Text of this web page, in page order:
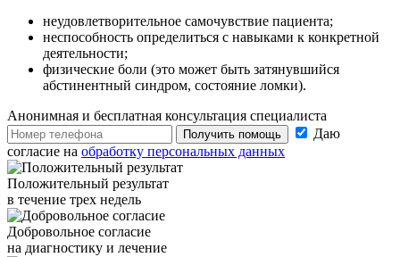
неудовлетворительное самочувствие пациента;
неспособность определиться с навыками к конкретной
деятельности;
физические боли (это может быть затянувшийся
абстинентный синдром, состояние ломки).
Анонимная и бесплатная консультация специалиста
Получить помощь
Даю
согласие на обработку персональных данных
Положительный результат
в течение трех недель
Добровольное согласие
на диагностику и лечение